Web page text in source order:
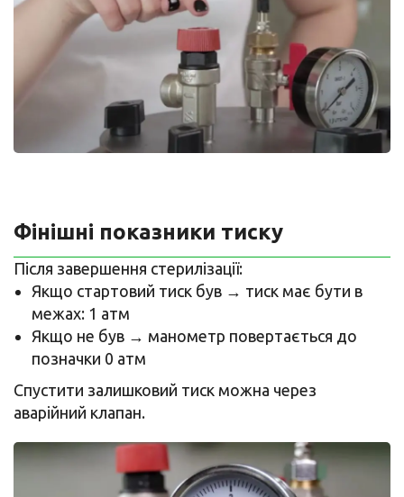
Фінішні показники тиску
Після завершення стерилізації:
Якщо стартовий тиск був → тиск має бути в
межах: 1 атм
Якщо не був → манометр повертається до
позначки 0 атм
Спустити залишковий тиск можна через
аварійний клапан.